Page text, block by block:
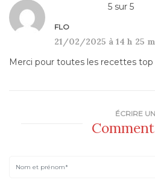
5 sur 5
FLO
21/02/2025 à 14 h 25
Merci pour toutes les recettes top
ÉCRIRE UN